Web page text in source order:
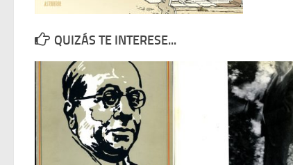
QUIZÁS TE INTERESE...